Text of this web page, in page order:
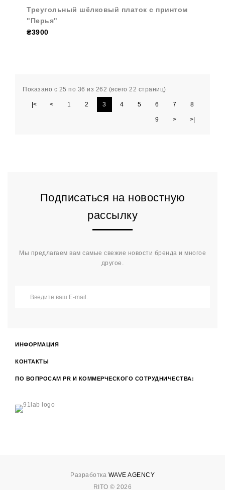
Треугольный шёлковый платок с принтом
"Перья"
₴3900
Показано с 25 по 36 из 262 (всего 22 страниц)
|< < 1 2 3 4 5 6 7 8
9 > >|
Подписаться на новостную
рассылку
Мы предлагаем вам самые свежие новости бренда и многое
другое.
ИНФОРМАЦИЯ
КОНТАКТЫ
ПО ВОПРОСАМ PR И КОММЕРЧЕСКОГО СОТРУДНИЧЕСТВА:
Разработка WAVE AGENCY
RITO © 2026